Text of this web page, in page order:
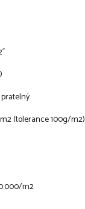
pratelný
(tolerance 100g/m2)
m2